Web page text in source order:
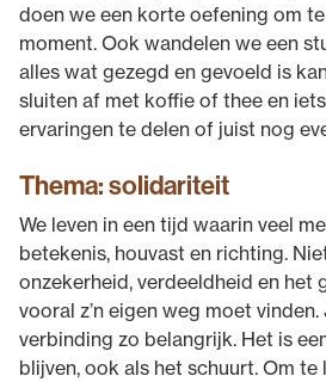
doen we een korte oefening om
moment. Ook wandelen we een
alles wat gezegd en gevoeld is
sluiten af met koffie of thee en
ervaringen te delen of juist nog
Thema: solidariteit
We leven in een tijd waarin veel
betekenis, houvast en richting.
onzekerheid, verdeeldheid en het
vooral z’n eigen weg moet
verbinding zo belangrijk. Het is
blijven, ook als het schuurt. Om